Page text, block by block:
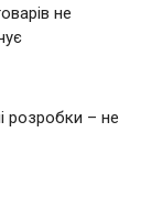
не
розробки – не